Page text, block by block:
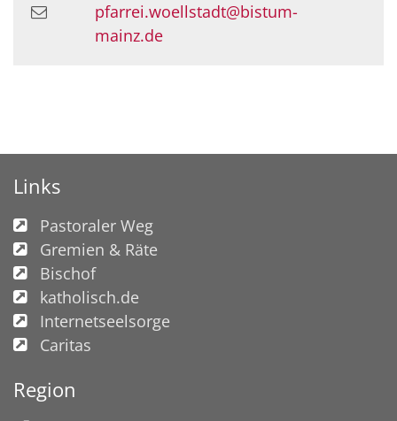
pfarrei.woellstadt@bistum-
mainz.de
Links
Pastoraler Weg
Gremien & Räte
Bischof
katholisch.de
Internetseelsorge
Caritas
Region